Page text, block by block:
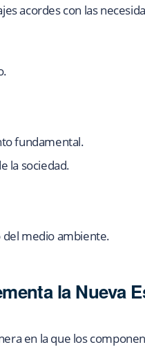
acordes con las
fundamental.
la sociedad.
del medio ambiente.
la Nueva
en la que los